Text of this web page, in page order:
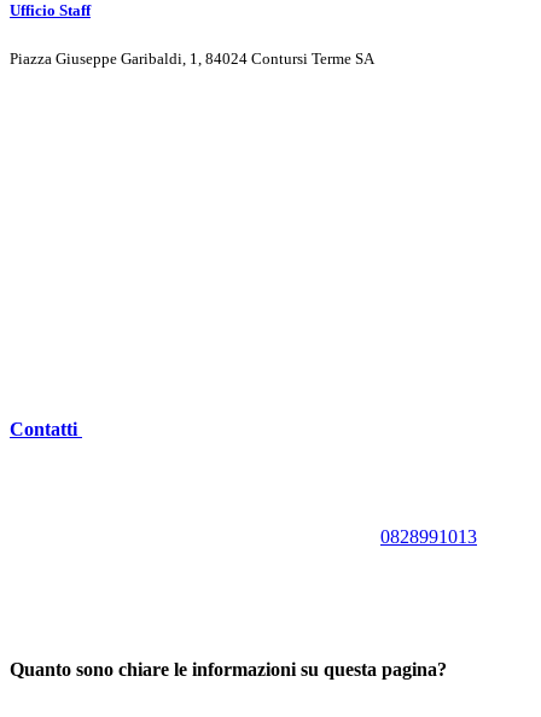
Ufficio Staff
Piazza Giuseppe Garibaldi, 1, 84024 Contursi Terme SA
Contatti
0828991013
Quanto sono chiare le informazioni su questa pagina?